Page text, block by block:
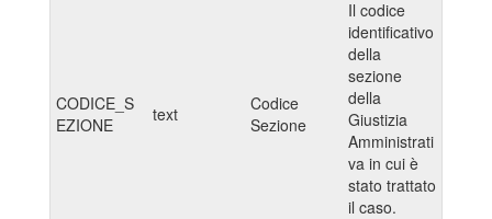
CODICE_S
EZIONE
text
Codice
Sezione
Il codice
identificativo
della
sezione
della
Giustizia
Amministrati
va in cui è
stato trattato
il caso.